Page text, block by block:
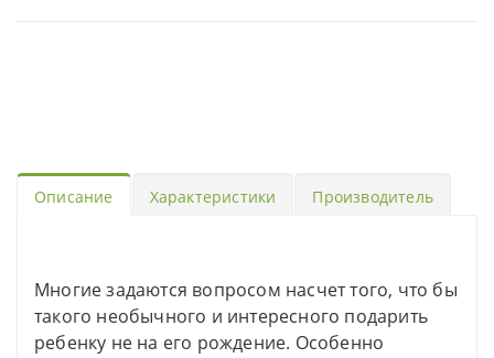
Описание Характеристики Производитель
Многие задаются вопросом насчет того, что бы
такого необычного и интересного подарить
ребенку не на его рождение. Особенно